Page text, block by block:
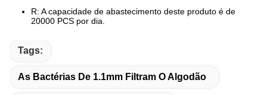
R: A capacidade de abastecimento deste produto é de
20000 PCS por dia.
Tags:
As Bactérias De 1.1mm Filtram O Algodão